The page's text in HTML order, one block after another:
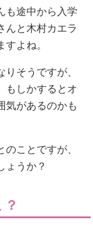
も途中から入学
んと木村カエラ
よね。
そうですが、
もしかするとオ
気があるのかも
ことですが、
ょうか？